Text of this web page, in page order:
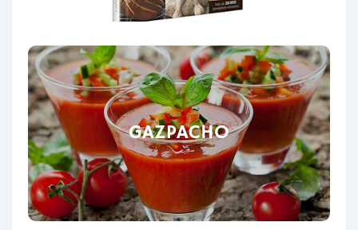
GAZPACHO